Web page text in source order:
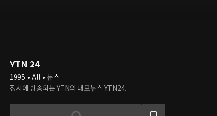
YTN 24
1995 • All • 뉴스
정시에 방송되는 YTN의 대표뉴스 YTN24.